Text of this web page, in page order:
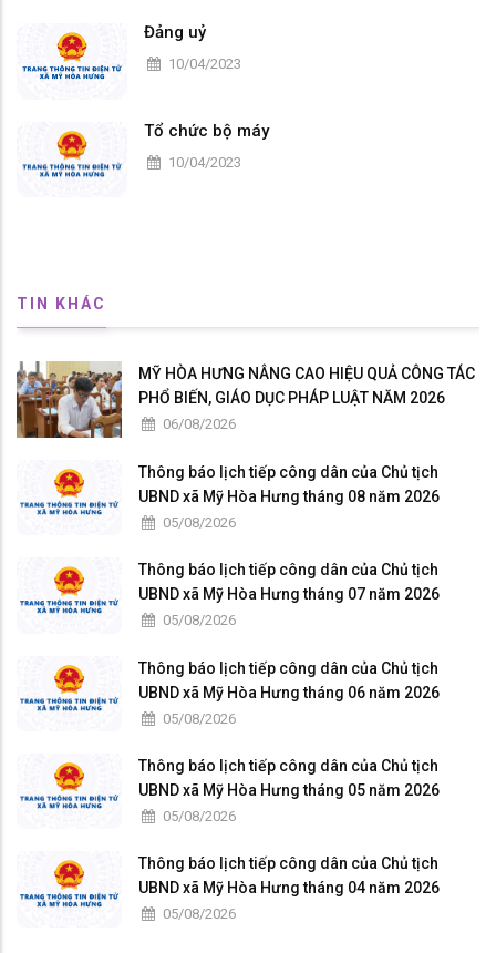
Đảng uỷ
10/04/2023
Tổ chức bộ máy
10/04/2023
TIN KHÁC
MỸ HÒA HƯNG NÂNG CAO HIỆU QUẢ CÔNG TÁC
PHỔ BIẾN, GIÁO DỤC PHÁP LUẬT NĂM 2026
06/08/2026
Thông báo lịch tiếp công dân của Chủ tịch
UBND xã Mỹ Hòa Hưng tháng 08 năm 2026
05/08/2026
Thông báo lịch tiếp công dân của Chủ tịch
UBND xã Mỹ Hòa Hưng tháng 07 năm 2026
05/08/2026
Thông báo lịch tiếp công dân của Chủ tịch
UBND xã Mỹ Hòa Hưng tháng 06 năm 2026
05/08/2026
Thông báo lịch tiếp công dân của Chủ tịch
UBND xã Mỹ Hòa Hưng tháng 05 năm 2026
05/08/2026
Thông báo lịch tiếp công dân của Chủ tịch
UBND xã Mỹ Hòa Hưng tháng 04 năm 2026
05/08/2026